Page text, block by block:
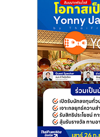
ไชส์
แฟ
ไชส์